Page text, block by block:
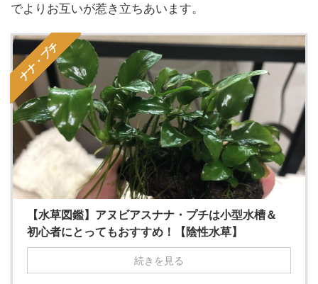
でよりお互いが惹き立ちあいます。
ナナ・プチ
【水草図鑑】アヌビアスナナ・プチは小型水槽＆
初心者にとってもおすすめ！【陰性水草】
続きを見る